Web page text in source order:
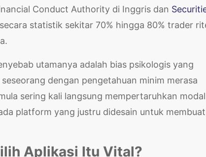
Conduct Authority di Inggris dan
statistik sekitar 70% hingga 80% trader
utamanya adalah bias psikologis yang
dengan pengetahuan minim merasa
sering kali langsung mempertaruhkan
platform yang justru didesain untuk membuat
Aplikasi Itu Vital?